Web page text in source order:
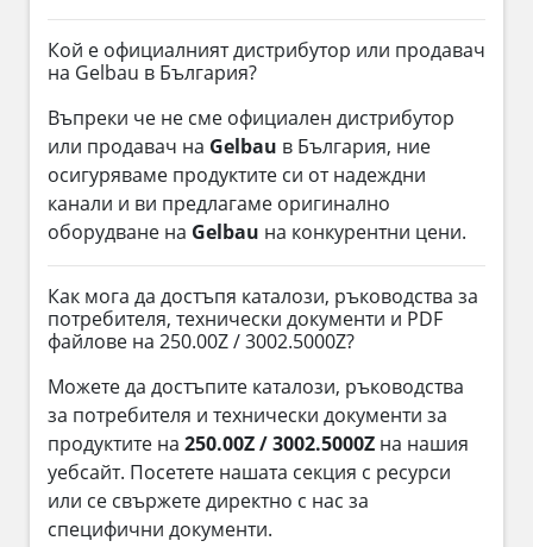
Кой е официалният дистрибутор или продавач
на Gelbau в България?
Въпреки че не сме официален дистрибутор
или продавач на Gelbau в България, ние
осигуряваме продуктите си от надеждни
канали и ви предлагаме оригинално
оборудване на Gelbau на конкурентни цени.
Как мога да достъпя каталози, ръководства за
потребителя, технически документи и PDF
файлове на 250.00Z / 3002.5000Z?
Можете да достъпите каталози, ръководства
за потребителя и технически документи за
продуктите на 250.00Z / 3002.5000Z на нашия
уебсайт. Посетете нашата секция с ресурси
или се свържете директно с нас за
специфични документи.